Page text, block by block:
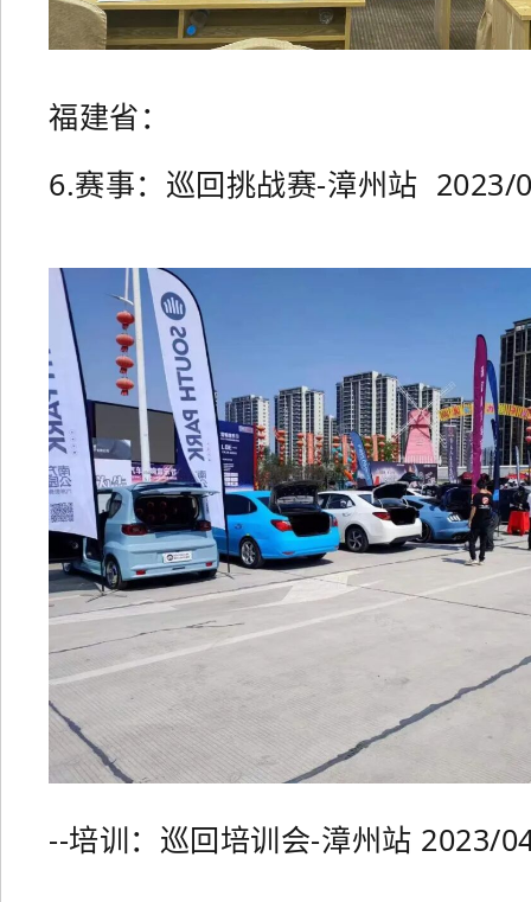
福建省：
6.赛事：巡回挑战赛-漳州站 2023/
--培训：巡回培训会-漳州站 2023/